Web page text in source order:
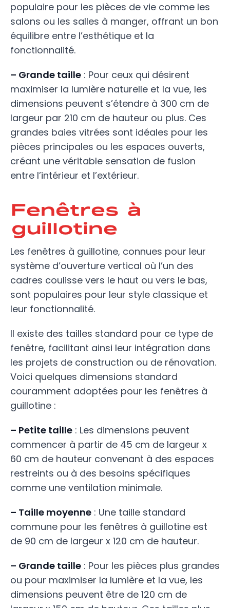
populaire pour les pièces de vie comme les
salons ou les salles à manger, offrant un bon
équilibre entre l’esthétique et la
fonctionnalité.
– Grande taille : Pour ceux qui désirent
maximiser la lumière naturelle et la vue, les
dimensions peuvent s’étendre à 300 cm de
largeur par 210 cm de hauteur ou plus. Ces
grandes baies vitrées sont idéales pour les
pièces principales ou les espaces ouverts,
créant une véritable sensation de fusion
entre l’intérieur et l’extérieur.
Fenêtres à
guillotine
Les fenêtres à guillotine, connues pour leur
système d’ouverture vertical où l’un des
cadres coulisse vers le haut ou vers le bas,
sont populaires pour leur style classique et
leur fonctionnalité.
Il existe des tailles standard pour ce type de
fenêtre, facilitant ainsi leur intégration dans
les projets de construction ou de rénovation.
Voici quelques dimensions standard
couramment adoptées pour les fenêtres à
guillotine :
– Petite taille : Les dimensions peuvent
commencer à partir de 45 cm de largeur x
60 cm de hauteur convenant à des espaces
restreints ou à des besoins spécifiques
comme une ventilation minimale.
– Taille moyenne : Une taille standard
commune pour les fenêtres à guillotine est
de 90 cm de largeur x 120 cm de hauteur.
– Grande taille : Pour les pièces plus grandes
ou pour maximiser la lumière et la vue, les
dimensions peuvent être de 120 cm de